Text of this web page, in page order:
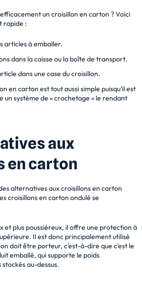
un croisillon en carton ? Voici
rapide :
articles à emballer.
dans la caisse ou la boîte de transport.
dans une case du croisillon.
en carton est tout aussi simple puisqu’il est
un système de « crochetage » le rendant
aux
en carton
alternatives aux croisillons en carton
croisillons en carton ondulé se
et plus poussiéreux, il offre une protection à
Il est donc principalement utilisé
doit être porteur, c’est-à-dire que c’est le
emballé, qui supporte le poids
au-dessus.